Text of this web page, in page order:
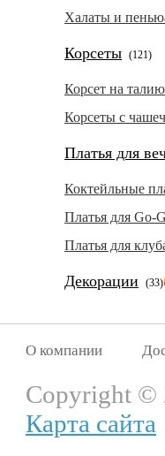
Халаты и
Корсеты (121)
Корсет на талию
Корсеты с
Платья для
Коктейльные
Платья для Go-
Платья для
Декорации (33)
О компании
Copyright ©
Карта сайта